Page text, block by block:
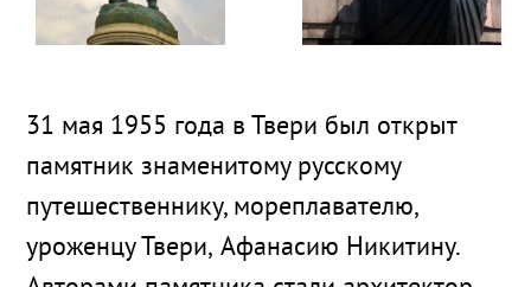
31 мая 1955 года в Твери был открыт
памятник знаменитому русскому
путешественнику, мореплавателю,
уроженцу Твери, Афанасию Никитину.